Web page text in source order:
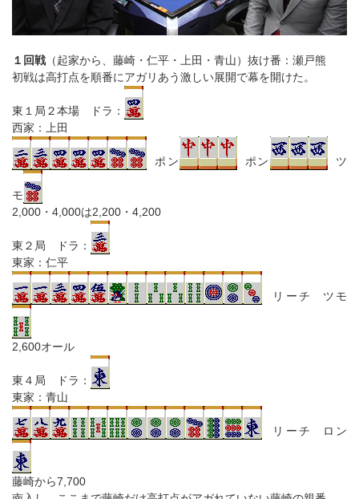
１回戦 （起家から、藤崎・仁平・上田・青山）抜け番：瀬戸熊
初戦は高打点を順番にアガリあう激しい展開で幕を開けた。
東１局２本場 ドラ：
西家：上田
ポン ポン ツ
モ
2,000・4,000は2,200・4,200
東２局 ドラ：
東家：仁平
リーチ ツモ
2,600オール
東４局 ドラ：
東家：青山
リーチ ロン
藤崎から7,700